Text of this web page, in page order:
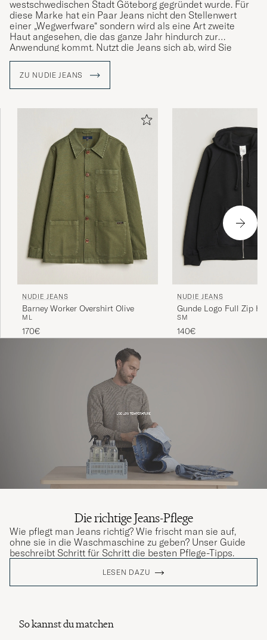
westschwedischen Stadt Göteborg gegründet wurde. Für
diese Marke hat ein Paar Jeans nicht den Stellenwert
einer „Wegwerfware“ sondern wird als eine Art zweite
Haut angesehen, die das ganze Jahr hindurch zur
Anwendung kommt. Nutzt die Jeans sich ab, wird Sie
ausbessert. Ist dies nicht mehr möglich, wird die alte
Label ist geprägt von hohem Umweltbewusstsein und
einer ethischen Einstellung, die bereits einen großen
war die Marke einer der ersten Hersteller, der biologische
Baumwolle für die Produktion verwendete.
ZU NUDIE JEANS
NUDIE JEANS
Barney Worker Overshirt Olive
M L
170€
NUDIE JEANS
Gunde Logo Full Zip
SM
140€
Die richtige Jeans-Pflege
Wie pflegt man Jeans richtig? Wie frischt man sie auf,
ohne sie in die Waschmaschine zu geben? Unser Guide
beschreibt Schritt für Schritt die besten Pflege-Tipps.
LESEN DAZU
So kannst du matchen